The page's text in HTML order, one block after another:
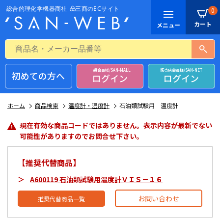
0
初めての方へ 一般会員様/SAN-MALL
ログイン
販売店会員様/SAN-NET
ログイン
ホーム 商品検索 温度計・湿度計 石油類試験用 温度計
現在有効な商品コードではありません。表示内容が最新でない
可能性がありますのでお問合せ下さい。
【推奨代替商品】
A600119 石油類試験用温度計ＶＩＳ－１６
推奨代替商品一覧 お問い合わせ